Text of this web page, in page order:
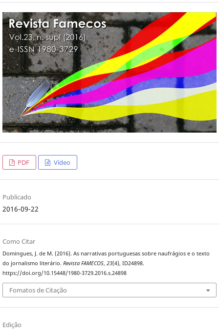
PDF Vídeo
Publicado
2016-09-22
Como Citar
Domingues, J. de M. (2016). As narrativas portuguesas sobre naufrágios e o texto
do jornalismo literário. Revista FAMECOS, 23(4), ID24898.
https://doi.org/10.15448/1980-3729.2016.s.24898
Fomatos de Citação
Edição